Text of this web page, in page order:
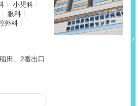
小児科
眼科
外科
田」2番出口